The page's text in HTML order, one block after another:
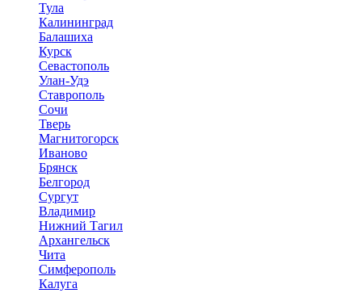
Тула
Калининград
Балашиха
Курск
Севастополь
Улан-Удэ
Ставрополь
Сочи
Тверь
Магнитогорск
Иваново
Брянск
Белгород
Сургут
Владимир
Нижний Тагил
Архангельск
Чита
Симферополь
Калуга